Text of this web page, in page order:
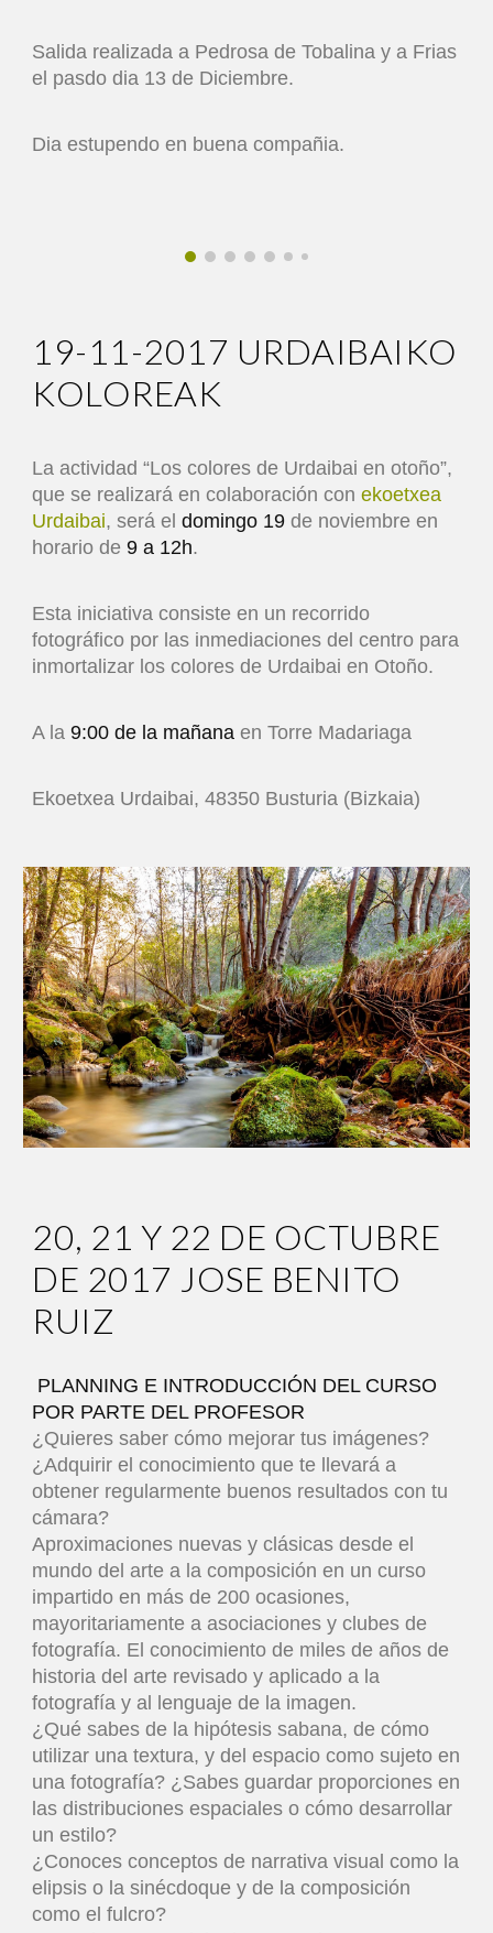
Salida realizada a Pedrosa de Tobalina y a Frias
el pasdo dia 13 de Diciembre.
Dia estupendo en buena compañia.
19-11-2017 URDAIBAIKO
KOLOREAK
La actividad “Los colores de Urdaibai en otoño”,
que se realizará en colaboración conekoetxea
Urdaibai, será eldomingo 19 de noviembre en
horario de9 a 12h.
Esta iniciativa consiste en un recorrido
fotográfico por las inmediaciones del centro para
inmortalizar los colores de Urdaibai en Otoño.
A la9:00 de la mañana en Torre Madariaga
Ekoetxea Urdaibai, 48350 Busturia (Bizkaia)
20, 21 Y 22 DE OCTUBRE
DE 2017 JOSE BENITO
RUIZ
PLANNING E INTRODUCCIÓN DEL CURSO
POR PARTE DEL PROFESOR
¿Quieres saber cómo mejorar tus imágenes?
¿Adquirir el conocimiento que te llevará a
obtener regularmente buenos resultados con tu
cámara?
Aproximaciones nuevas y clásicas desde el
mundo del arte a la composición en un curso
impartido en más de 200 ocasiones,
mayoritariamente a asociaciones y clubes de
fotografía. El conocimiento de miles de años de
historia del arte revisado y aplicado a la
fotografía y al lenguaje de la imagen.
¿Qué sabes de la hipótesis sabana, de cómo
utilizar una textura, y del espacio como sujeto en
una fotografía? ¿Sabes guardar proporciones en
las distribuciones espaciales o cómo desarrollar
un estilo?
¿Conoces conceptos de narrativa visual como la
elipsis o la sinécdoque y de la composición
como el fulcro?